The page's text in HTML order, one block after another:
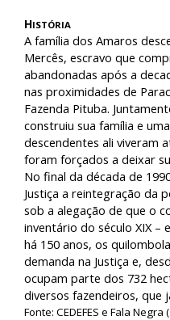
HISTÓRIA
A família dos Amaros
Mercês, escravo que
abandonadas após a
nas proximidades de
Fazenda Pituba.
construiu sua família e
descendentes ali viveram
foram forçados a deixar
No final da década de
Justiça a reintegração da
sob a alegação de que o
inventário do século XIX –
há 150 anos, os
demanda na Justiça e,
ocupam parte dos 732
diversos fazendeiros, que
Fonte: CEDEFES e Fala Negra